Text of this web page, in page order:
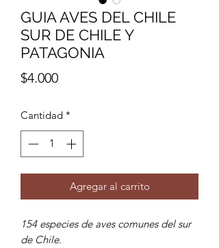
GUIA AVES DEL CHILE
SUR DE CHILE Y
PATAGONIA
$4.000Precio
Cantidad *
Agregar al carrito
154 especies de aves comunes del sur
de Chile.